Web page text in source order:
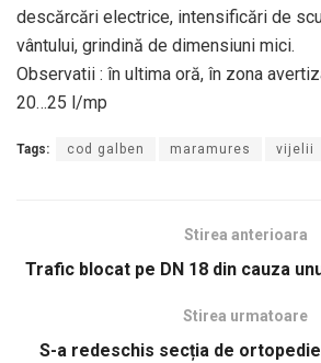
descărcări electrice, intensificări de
vântului, grindină de dimensiuni mici.
Observatii : în ultima oră, în zona
20…25 l/mp
Tags: cod galben maramures vijelii
Stirea anterioara
Trafic blocat pe DN 18 din cauza
Stirea urmatoare
S-a redeschis secția de